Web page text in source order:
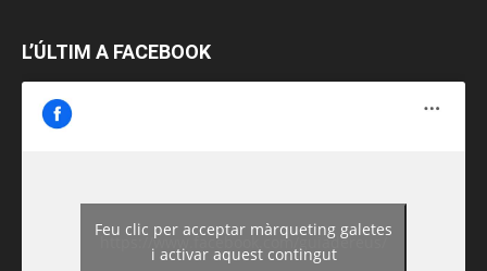
L’ÚLTIM A FACEBOOK
https://www.facebook.com/guiadereus/
Feu clic per acceptar màrqueting galetes
i activar aquest contingut